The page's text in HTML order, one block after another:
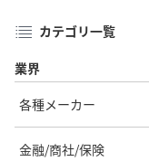
カテゴリ一覧
業界
各種メーカー
金融/商社/保険